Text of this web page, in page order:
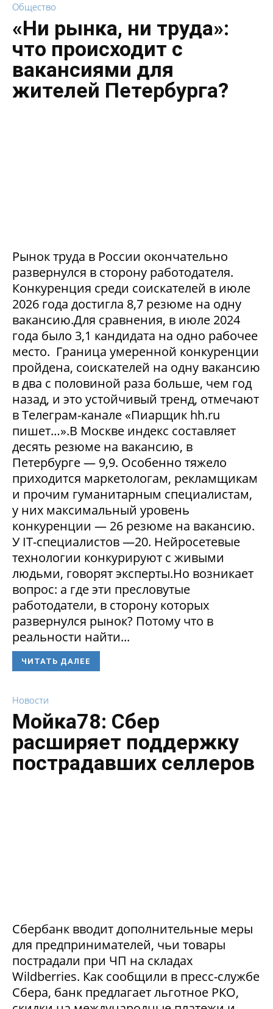
Общество
«Ни рынка, ни труда»:
что происходит с
вакансиями для
жителей Петербурга?
Рынок труда в России окончательно
развернулся в сторону работодателя.
Конкуренция среди соискателей в июле
2026 года достигла 8,7 резюме на одну
вакансию.Для сравнения, в июле 2024
года было 3,1 кандидата на одно рабочее
место. Граница умеренной конкуренции
пройдена, соискателей на одну вакансию
в два с половиной раза больше, чем год
назад, и это устойчивый тренд, отмечают
в Телеграм-канале «Пиарщик hh.ru
пишет…».В Москве индекс составляет
десять резюме на вакансию, в
Петербурге — 9,9. Особенно тяжело
приходится маркетологам, рекламщикам
и прочим гуманитарным специалистам,
у них максимальный уровень
конкуренции — 26 резюме на вакансию.
У IT-специалистов —20. Нейросетевые
технологии конкурируют с живыми
людьми, говорят эксперты.Но возникает
вопрос: а где эти пресловутые
работодатели, в сторону которых
развернулся рынок? Потому что в
реальности найти...
ЧИТАТЬ ДАЛЕЕ
Новости
Мойка78: Сбер
расширяет поддержку
пострадавших селлеров
Сбербанк вводит дополнительные меры
для предпринимателей, чьи товары
пострадали при ЧП на складах
Wildberries. Как сообщили в пресс-службе
Сбера, банк предлагает льготное РКО,